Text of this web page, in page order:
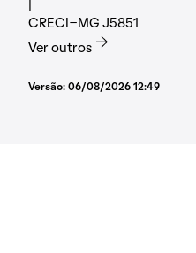
CRECI-MG J5851
Ver outros
Versão: 06/08/2026 12:49